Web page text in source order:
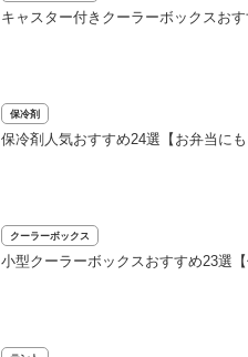
キャスター付きクーラーボックスお
保冷剤
保冷剤人気おすすめ24選【お弁当に
クーラーボックス
小型クーラーボックスおすすめ23選